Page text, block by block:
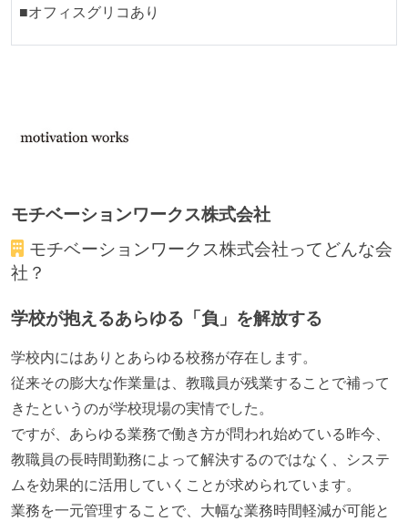
■オフィスグリコあり
モチベーションワークス株式会社
モチベーションワークス株式会社ってどんな会
社？
学校が抱えるあらゆる「負」を解放する
学校内にはありとあらゆる校務が存在します。
従来その膨大な作業量は、教職員が残業することで補って
きたというのが学校現場の実情でした。
ですが、あらゆる業務で働き方が問われ始めている昨今、
教職員の長時間勤務によって解決するのではなく、システ
ムを効果的に活用していくことが求められています。
業務を一元管理することで、大幅な業務時間軽減が可能と